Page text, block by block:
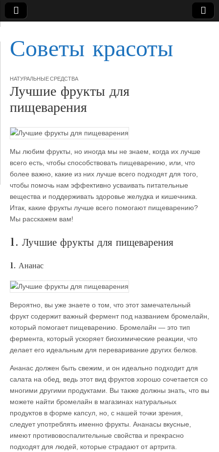
Советы красоты
НАТУРАЛЬНЫЕ СРЕДСТВА
Лучшие фрукты для
пищеварения
Мы любим фрукты, но иногда мы не знаем, когда их лучше
всего есть, чтобы способствовать пищеварению, или, что
более важно, какие из них лучше всего подходят для того,
чтобы помочь нам эффективно усваивать питательные
вещества и поддерживать здоровье желудка и кишечника.
Итак, какие фрукты лучше всего помогают пищеварению?
Мы расскажем вам!
1. Лучшие фрукты для пищеварения
1. Ананас
Вероятно, вы уже знаете о том, что этот замечательный
фрукт содержит важный фермент под названием бромелайн,
который помогает пищеварению. Бромелайн — это тип
фермента, который ускоряет биохимические реакции, что
делает его идеальным для переваривание других белков.
Ананас должен быть свежим, и он идеально подходит для
салата на обед, ведь этот вид фруктов хорошо сочетается со
многими другими продуктами. Вы также должны знать, что вы
можете найти бромелайн в магазинах натуральных
продуктов в форме капсул, но, с нашей точки зрения,
следует употреблять именно фрукты. Ананасы вкусные,
имеют противовоспалительные свойства и прекрасно
подходят для людей, которые страдают от артрита.